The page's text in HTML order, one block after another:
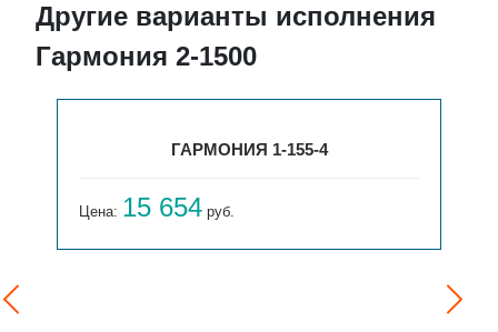
Другие варианты исполнения
Гармония 2-1500
ГАРМОНИЯ 1-155-4
Цена: 15 654 руб.